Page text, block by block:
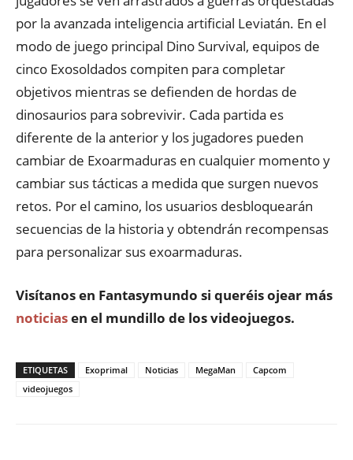
por la avanzada inteligencia artificial Leviatán. En el
modo de juego principal Dino Survival, equipos de
cinco Exosoldados compiten para completar
objetivos mientras se defienden de hordas de
dinosaurios para sobrevivir. Cada partida es
diferente de la anterior y los jugadores pueden
cambiar de Exoarmaduras en cualquier momento y
cambiar sus tácticas a medida que surgen nuevos
retos. Por el camino, los usuarios desbloquearán
secuencias de la historia y obtendrán recompensas
para personalizar sus exoarmaduras.
Visítanos en Fantasymundo si queréis ojear más
noticiasen el mundillo de los videojuegos.
ETIQUETAS Exoprimal Noticias MegaMan
Capcom
videojuegos